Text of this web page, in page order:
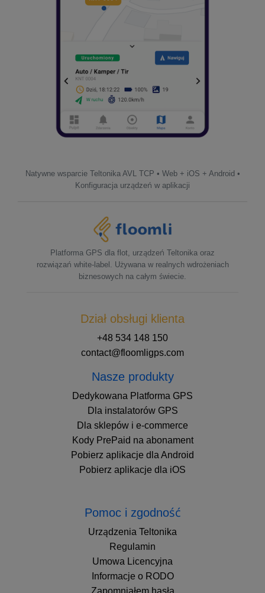
Natywne wsparcie Teltonika AVL TCP • Web + iOS + Android •
Konfiguracja urządzeń w aplikacji
Platforma GPS dla flot, urządzeń Teltonika oraz
rozwiązań white-label. Używana w realnych wdrożeniach
biznesowych na całym świecie.
Dział obsługi klienta
+48 534 148 150
contact@floomligps.com
Nasze produkty
Dedykowana Platforma GPS
Dla instalatorów GPS
Dla sklepów i e-commerce
Kody PrePaid na abonament
Pobierz aplikacje dla Android
Pobierz aplikacje dla iOS
Pomoc i zgodność
Urządzenia Teltonika
Regulamin
Umowa Licencyjna
Informacje o RODO
Zapomniałem hasła